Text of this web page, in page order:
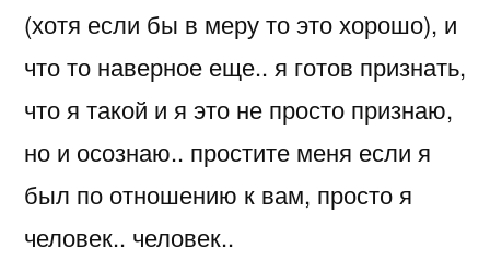
(хотя если бы в меру то это хорошо), и
что то наверное еще.. я готов признать,
что я такой и я это не просто признаю,
но и осознаю.. простите меня если я
был по отношению к вам, просто я
человек.. человек..